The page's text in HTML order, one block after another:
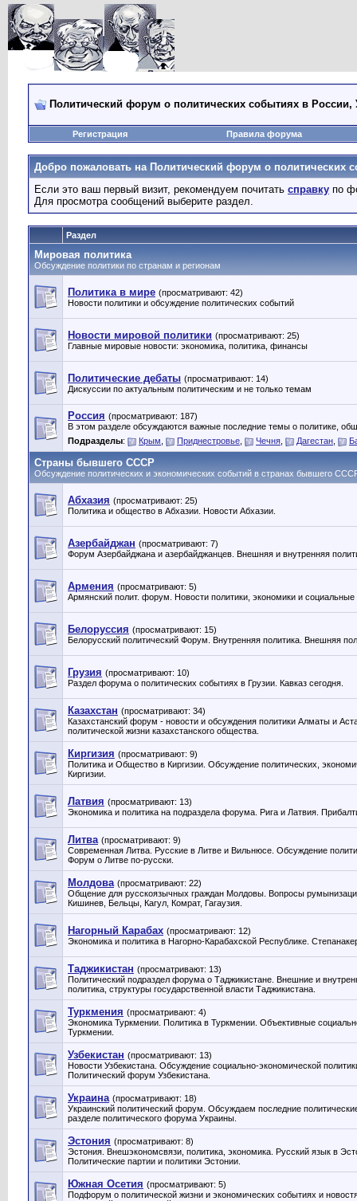
Политический форум о политических событиях в
Регистрация Правила форума
Добро пожаловать на Политический форум о политических
Если это ваш первый визит, рекомендуем почитать справку по
Для просмотра сообщений выберите раздел.
Раздел
Мировая политика
Обсуждение политики по странам и регионам
Политика в мире (просматривают: 42)
Новости политики и обсуждение политических событий
Новости мировой политики (просматривают: 25)
Главные мировые новости: экономика, политика, финансы
Политические дебаты (просматривают: 14)
Дискуссии по актуальным политическим и не только темам
Россия (просматривают: 187)
В этом разделе обсуждаются важные последние темы о политике,
Подразделы: Крым Приднестровье Чечня Дагестан
Страны бывшего СССР
Обсуждение политических и экономических событий в странах бывшего
Абхазия (просматривают: 25)
Политика и общество в Абхазии. Новости Абхазии.
Азербайджан (просматривают: 7)
Форум Азербайджана и азербайджанцев. Внешняя и внутренняя
Армения (просматривают: 5)
Армянский полит. форум. Новости политики, экономики и
Белоруссия (просматривают: 15)
Белорусский политический Форум. Внутренняя политика. Внешняя
Грузия (просматривают: 10)
Раздел форума о политических событиях в Грузии. Кавказ сегодня.
Казахстан (просматривают: 34)
Казахстанский форум - новости и обсуждения политики Алматы и
политической жизни казахстанского общества.
Киргизия (просматривают: 9)
Политика и Общество в Киргизии. Обсуждение политических,
Киргизии.
Латвия (просматривают: 13)
Экономика и политика на подраздела форума. Рига и Латвия.
Литва (просматривают: 9)
Современная Литва. Русские в Литве и Вильнюсе. Обсуждение
Форум о Литве по-русски.
Молдова (просматривают: 22)
Общение для русскоязычных граждан Молдовы. Вопросы
Кишинев, Бельцы, Кагул, Комрат, Гагаузия.
Нагорный Карабах (просматривают: 12)
Экономика и политика в Нагорно-Карабахской Республике.
Таджикистан (просматривают: 13)
Политический подраздел форума о Таджикистане. Внешние и
политика, структуры государственной власти Таджикистана.
Туркмения (просматривают: 4)
Экономика Туркмении. Политика в Туркмении. Объективные
Туркмении.
Узбекистан (просматривают: 13)
Новости Узбекистана. Обсуждение социально-экономической
Политический форум Узбекистана.
Украина (просматривают: 18)
Украинский политический форум. Обсуждаем последние
разделе политического форума Украины.
Эстония (просматривают: 8)
Эстония. Внешэкономсвязи, политика, экономика. Русский язык в
Политические партии и политики Эстонии‎.
Южная Осетия (просматривают: 5)
Подфорум о политической жизни и экономических событиях и